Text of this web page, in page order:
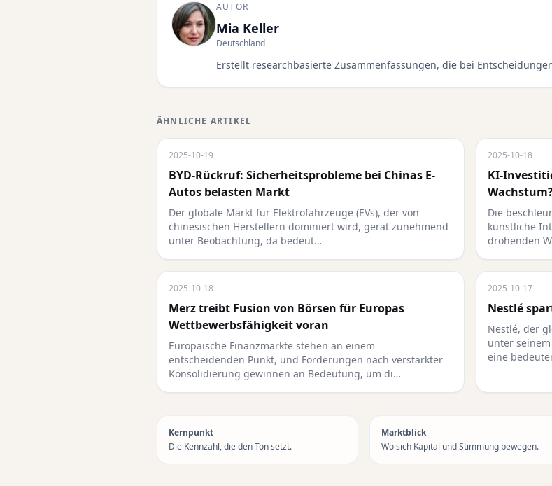
AUTOR
Mia Keller
Deutschland
Erstellt researchbasierte Zusammenfassungen, die bei
ÄHNLICHE ARTIKEL
2025-10-19
BYD-Rückruf: Sicherheitsprobleme bei Chinas E-
Autos belasten Markt
Der globale Markt für Elektrofahrzeuge (EVs), der von
chinesischen Herstellern dominiert wird, gerät zunehmend
unter Beobachtung, da bedeut…
2025-10-18
KI-
Die
künstliche
drohenden
2025-10-18
Merz treibt Fusion von Börsen für Europas
Wettbewerbsfähigkeit voran
Europäische Finanzmärkte stehen an einem
entscheidenden Punkt, und Forderungen nach verstärkter
Konsolidierung gewinnen an Bedeutung, um di…
2025-10-17
Nestlé
Nestlé, der
unter
eine
Kernpunkt
Die Kennzahl, die den Ton setzt.
Marktblick
Wo sich Kapital und Stimmung bewegen.